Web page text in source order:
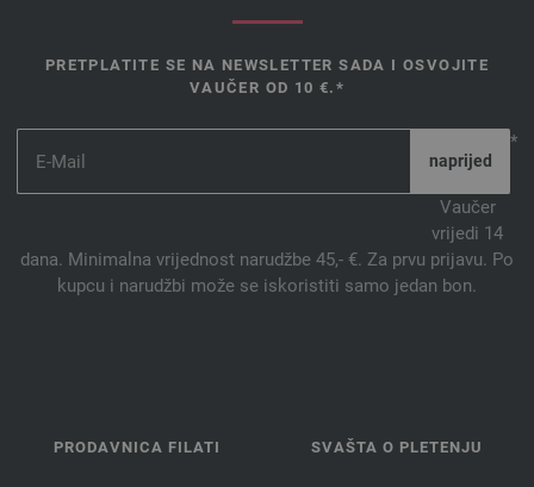
PRETPLATITE SE NA NEWSLETTER SADA I OSVOJITE
VAUČER OD 10 €.*
*
Vaučer
vrijedi 14
dana. Minimalna vrijednost narudžbe 45,- €. Za prvu prijavu. Po
kupcu i narudžbi može se iskoristiti samo jedan bon.
PRODAVNICA FILATI SVAŠTA O PLETENJU